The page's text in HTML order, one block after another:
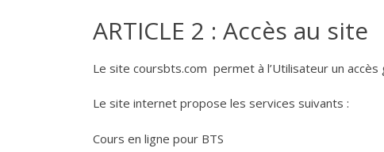
ARTICLE 2 : Accès au site
Le site coursbts.com permet à l’Utilisateur un
Le site internet propose les services suivants :
Cours en ligne pour BTS